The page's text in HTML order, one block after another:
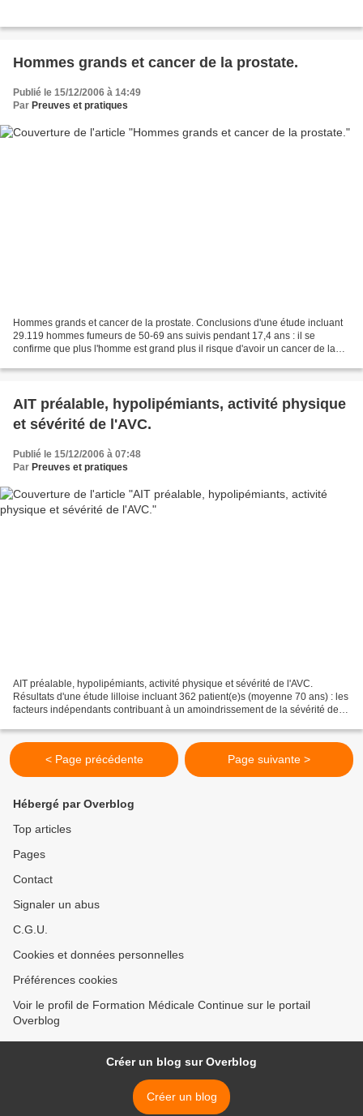
Hommes grands et cancer de la prostate.
Publié le 15/12/2006 à 14:49
Par Preuves et pratiques
Hommes grands et cancer de la prostate. Conclusions d'une étude incluant
29.119 hommes fumeurs de 50-69 ans suivis pendant 17,4 ans : il se
confirme que plus l'homme est grand plus il risque d'avoir un cancer de la
AIT préalable, hypolipémiants, activité physique
et sévérité de l'AVC.
Publié le 15/12/2006 à 07:48
Par Preuves et pratiques
AIT préalable, hypolipémiants, activité physique et sévérité de l'AVC.
Résultats d'une étude lilloise incluant 362 patient(e)s (moyenne 70 ans) : les
facteurs indépendants contribuant à un amoindrissement de la sévérité de
< Page précédente Page suivante >
Hébergé par Overblog
Top articles
Pages
Contact
Signaler un abus
C.G.U.
Cookies et données personnelles
Préférences cookies
Voir le profil de Formation Médicale Continue sur le portail
Overblog
Créer un blog sur Overblog
Créer un blog